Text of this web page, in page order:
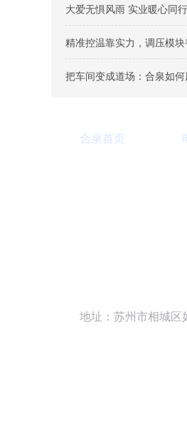
大爱无惧风雨 实业暖心同
精准控温靠实力，调压模
把车间变成道场：合泉如
合泉首页
地址：苏州市相城区